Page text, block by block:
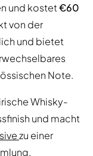
und kostet€60
von der
und bietet
Note.
Whisky-
und macht
zu einer